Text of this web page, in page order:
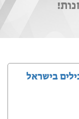
בישראל